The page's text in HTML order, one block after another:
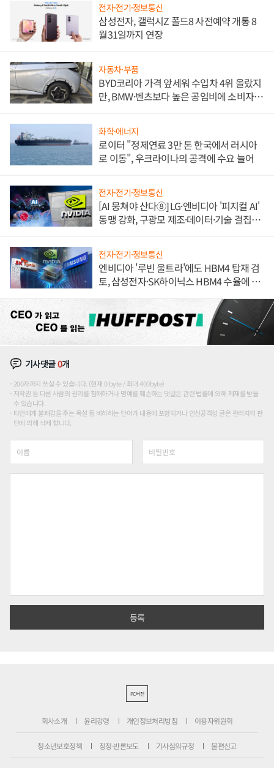
전자·전기·정보통신
삼성전자, 갤럭시Z 폴드8 사전예약 개통 8
월31일까지 연장
자동차·부품
BYD코리아 가격 앞세워 수입차 4위 올랐지
만, BMW·벤츠보다 높은 공임비에 소비자
화학·에너지
로이터 "정제연료 3만 톤 한국에서 러시아
로 이동", 우크라이나의 공격에 수요 늘어
전자·전기·정보통신
[AI 뭉쳐야 산다⑧] LG·엔비디아 '피지컬 AI'
동맹 강화, 구광모 제조·데이터·기술 결집
전자·전기·정보통신
엔비디아 '루빈 울트라'에도 HBM4 탑재 검
토, 삼성전자·SK하이닉스 HBM4 수율에 주
기사댓글0개
200자까지 쓰실 수 있습니다. (현재 0 byte / 최대 400byte)
저작권 등 다른 사람의 권리를 침해하거나 명예를 훼손하는 댓글은 관련 법률에 의해 제재를 받을
수 있습니다.
타인에게 불쾌감을 주는 욕설 등 비하하는 단어가 내용에 포함되거나 인신공격성 글은 관리자의 판
단에 의해 삭제 합니다.
PC버전
회사소개 윤리강령 개인정보처리방침 이용자위원회
청소년보호정책 정정·반론보도 기사심의규정 불편신고